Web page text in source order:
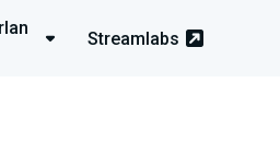
Streamlabs